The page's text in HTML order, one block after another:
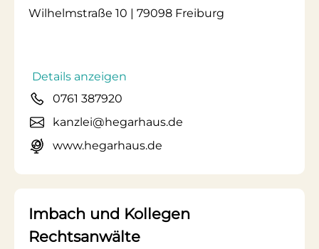
Wilhelmstraße 10 | 79098 Freiburg
Details anzeigen
0761 387920
kanzlei@hegarhaus.de
www.hegarhaus.de
Imbach und Kollegen
Rechtsanwälte